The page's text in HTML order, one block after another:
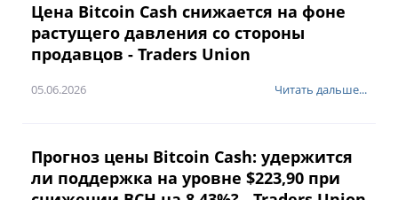
Цена Bitcoin Cash снижается на фоне
растущего давления со стороны
продавцов - Traders Union
05.06.2026 Читать дальше...
Прогноз цены Bitcoin Cash: удержится
ли поддержка на уровне $223,90 при